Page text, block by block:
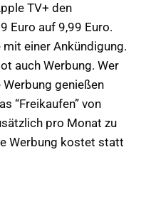
TV+ den
Euro auf 9,99 Euro.
einer Ankündigung.
auch Werbung. Wer
genießen
“Freikaufen” von
pro Monat zu
Werbung kostet statt